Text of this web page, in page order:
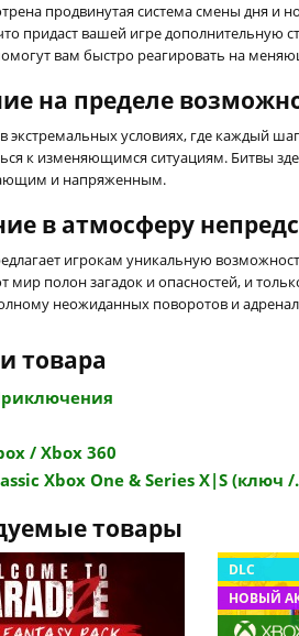
продвинутая система смены дня и
придаст вашей игре дополнительную
вам быстро реагировать на
на пределе
экстремальных условиях, где каждый
к изменяющимся ситуациям. Битвы
и напряженным.
в атмосферу
игрокам уникальную
полон загадок и опасностей, и
неожиданных поворотов и
товара
/ Xbox 360
Xbox One & Series X|S (ключ /
товары
DLC
НОВЫЙ